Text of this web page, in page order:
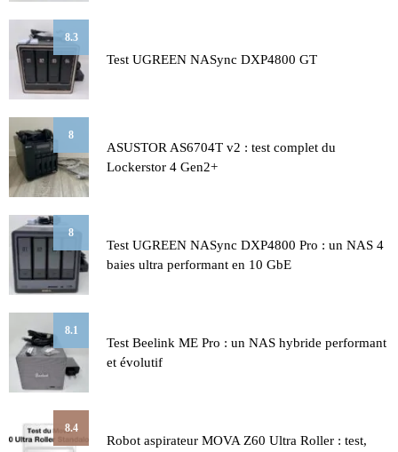
8.3
Test UGREEN NASync DXP4800 GT
8
ASUSTOR AS6704T v2 : test complet du
Lockerstor 4 Gen2+
8
Test UGREEN NASync DXP4800 Pro : un NAS 4
baies ultra performant en 10 GbE
8.1
Test Beelink ME Pro : un NAS hybride performant
et évolutif
8.4
Robot aspirateur MOVA Z60 Ultra Roller : test,